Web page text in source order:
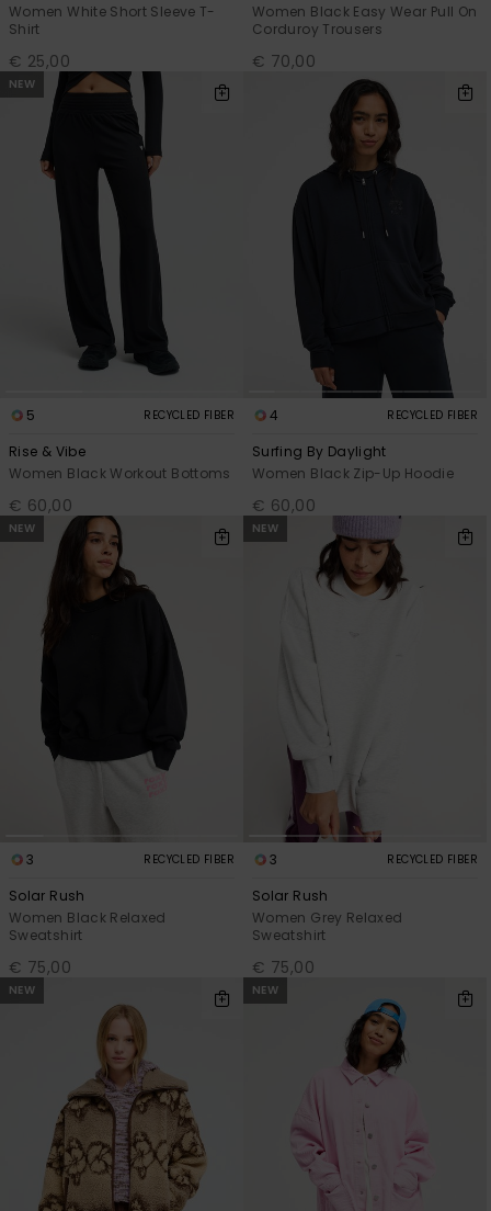
Women White Short Sleeve T-
Shirt
€ 25,00
Women Black Easy Wear Pull On
Corduroy Trousers
€ 70,00
NEW
5 RECYCLED FIBER
Rise & Vibe
Women Black Workout Bottoms
€ 60,00
4 RECYCLED FIBER
Surfing By Daylight
Women Black Zip-Up Hoodie
€ 60,00
NEW
3 RECYCLED FIBER
Solar Rush
Women Black Relaxed
Sweatshirt
€ 75,00
NEW
3 RECYCLED FIBER
Solar Rush
Women Grey Relaxed
Sweatshirt
€ 75,00
NEW NEW